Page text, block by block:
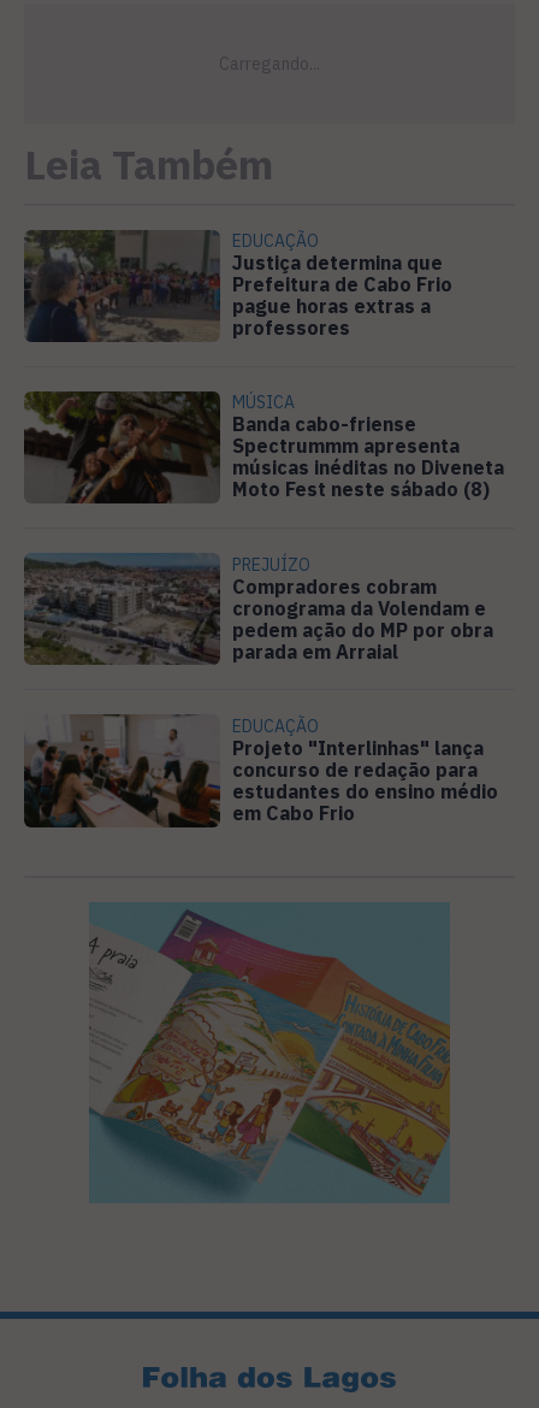
Leia Também
EDUCAÇÃO
Justiça determina que
Prefeitura de Cabo Frio
pague horas extras a
professores
MÚSICA
Banda cabo-friense
Spectrummm apresenta
músicas inéditas no Diveneta
Moto Fest neste sábado (8)
PREJUÍZO
Compradores cobram
cronograma da Volendam e
pedem ação do MP por obra
parada em Arraial
EDUCAÇÃO
Projeto "Interlinhas" lança
concurso de redação para
estudantes do ensino médio
em Cabo Frio